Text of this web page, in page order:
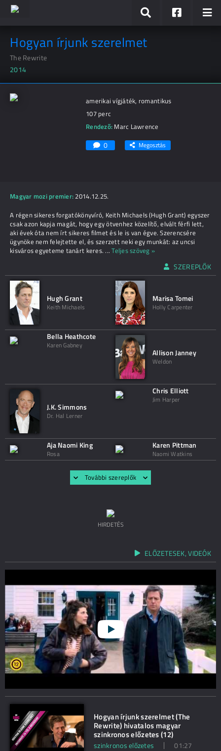
Hogyan írjunk szerelmet
The Rewrite
2014
amerikai vígjáték, romantikus
107 perc
Rendező: Marc Lawrence
0 Megosztás
Magyar mozi premier: 2014.12.25.
A régen sikeres forgatókönyvíró, Keith Michaels (Hugh Grant) egyszer
csak azon kapja magát, hogy egy ötvenhez közelítő, elvált férfi lett,
aki évek óta nem írt sikeres filmet és le is van égve. Szerencsére
ügynöke nem felejtette el, és szerzett neki egy munkát: az uncsi
kisváros egyeteme tanárt keres.... Teljes szöveg »
SZEREPLŐK
Hugh Grant
Keith Michaels
Marisa Tomei
Holly Carpenter
Bella Heathcote
Karen Gabney
Allison Janney
Weldon
J.K. Simmons
Dr. Hal Lerner
Chris Elliott
Jim Harper
Aja Naomi King
Rosa
Karen Pittman
Naomi Watkins
További szereplők
HIRDETÉS
ELŐZETESEK, VIDEÓK
Hogyan írjunk szerelmet (The
Rewrite) hivatalos magyar
szinkronos előzetes (12)
szinkronos előzetes 01:27